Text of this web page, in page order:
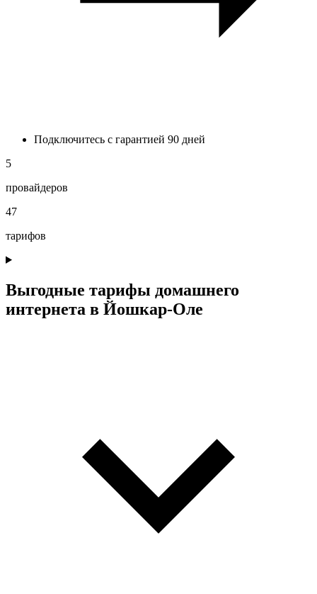
Подключитесь с гарантией 90 дней
5
провайдеров
47
тарифов
Выгодные тарифы домашнего
интернета в Йошкар-Оле